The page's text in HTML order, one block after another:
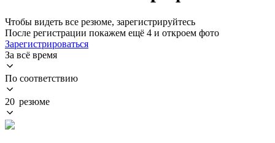
Чтобы видеть все резюме, зарегистрируйтесь
После регистрации покажем ещё 4 и откроем фото
Зарегистрироваться
За всё время
По соответствию
20 резюме